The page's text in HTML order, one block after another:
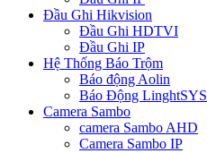
Đầu Ghi Hikvision
Đầu Ghi HDTVI
Đầu Ghi IP
Hệ Thống Báo Trộm
Báo động Aolin
Báo Động LinghtSYS
Camera Sambo
camera Sambo AHD
Camera Sambo IP